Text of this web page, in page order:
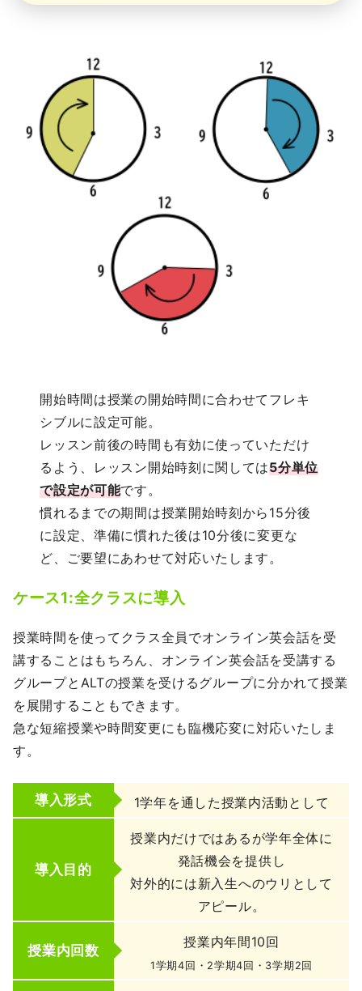
開始時間は授業の開始時間に合わせてフレキ
シブルに設定可能。
レッスン前後の時間も有効に使っていただけ
るよう、レッスン開始時刻に関しては5分単位
で設定が可能です。
慣れるまでの期間は授業開始時刻から15分後
に設定、準備に慣れた後は10分後に変更な
ど、ご要望にあわせて対応いたします。
ケース1:全クラスに導入
授業時間を使ってクラス全員でオンライン英会話を受
講することはもちろん、オンライン英会話を受講する
グループとALTの授業を受けるグループに分かれて授業
を展開することもできます。
急な短縮授業や時間変更にも臨機応変に対応いたしま
す。
導入形式 1学年を通した授業内活動として
導入目的
授業内だけではあるが学年全体に
発話機会を提供し
対外的には新入生へのウリとして
アピール。
授業内回数
授業内年間10回
1学期4回・2学期4回・3学期2回